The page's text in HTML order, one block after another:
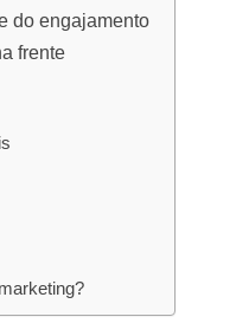
do engajamento
frente